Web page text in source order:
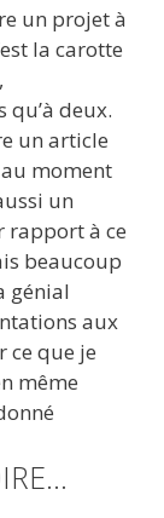
un projet à
la carotte
qu’à deux.
un article
moment
un
rapport à ce
beaucoup
génial
aux
ce que je
même